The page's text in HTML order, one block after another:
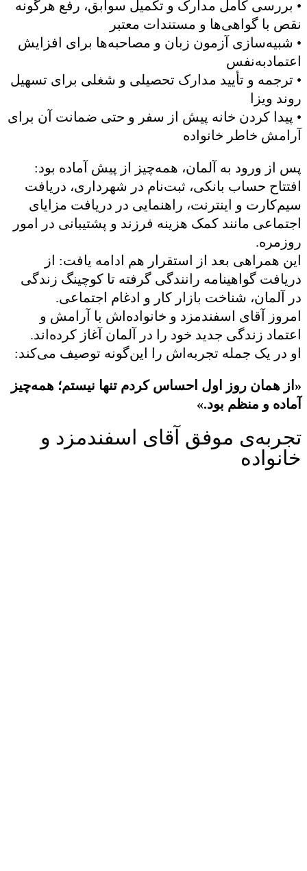
• بررسی کامل مدارک و تکمیل سوابق، رفع هرگونه
نقص با گواهی‌ها و مستندات معتبر
• شبیه‌سازی آزمون زبان و مصاحبه‌ها برای افزایش
اعتمادبه‌نفس
• ترجمه و تأیید مدارک تحصیلی و شغلی برای تسهیل
روند ویزا
• پیدا کردن خانه پیش از سفر و حتی ضمانت آن برای
آرامش خاطر خانواده
پس از ورود به آلمان، همه‌چیز از پیش آماده بود:
افتتاح حساب بانکی، ثبت‌نام در شهرداری، دریافت
سیم‌کارت و اینترنت، راهنمایی در دریافت مزایای
اجتماعی مانند کمک هزینه فرزند و پشتیبانی در امور
روزمره.
این همراهی بعد از استقرار هم ادامه یافت: از
دریافت گواهینامه رانندگی گرفته تا کوچینگ زندگی
در آلمان، شناخت بازار کار و ادغام اجتماعی.
امروز آقای اسفندمزد و خانواده‌اش با آرامش و
اعتماد زندگی جدید خود را در آلمان آغاز کرده‌اند.
او در یک جمله تجربه‌اش را این‌گونه توصیف می‌کند:
«از همان روز اول احساس کردم تنها نیستم؛ همه‌چیز
آماده و منظم بود.»
تجربه‌ی موفق آقای اسفندمزد و
خانواده